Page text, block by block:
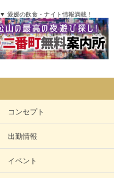
▼ 愛媛の飲食・ナイト情報満載！
コンセプト
出勤情報
イベント